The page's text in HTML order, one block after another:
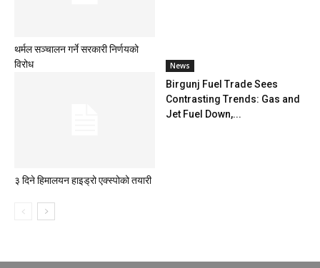
थर्मल सञ्चालन गर्ने सरकारी निर्णयको
विरोध
३ दिने हिमालयन हाइड्रो एक्स्पोको तयारी
News
Birgunj Fuel Trade Sees
Contrasting Trends: Gas and
Jet Fuel Down,...